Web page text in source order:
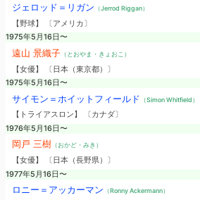
ジェロッド＝リガン （Jerrod Riggan）
【野球】 〔アメリカ〕
1975年5月16日〜
遠山 景織子（とおやま・きょおこ）
【女優】 〔日本（東京都）〕
1975年5月16日〜
サイモン＝ホイットフィールド （Simon Whitfield）
【トライアスロン】 〔カナダ〕
1976年5月16日〜
岡戸 三樹（おかど・みき）
【女優】 〔日本（長野県）〕
1977年5月16日〜
ロニー＝アッカーマン （Ronny Ackermann）